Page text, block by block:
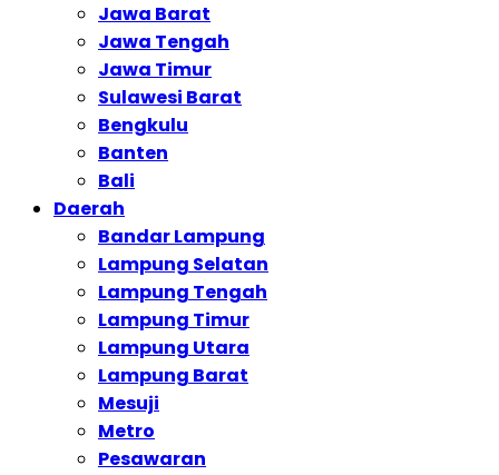
Jawa Barat
Jawa Tengah
Jawa Timur
Sulawesi Barat
Bengkulu
Banten
Bali
Daerah
Bandar Lampung
Lampung Selatan
Lampung Tengah
Lampung Timur
Lampung Utara
Lampung Barat
Mesuji
Metro
Pesawaran